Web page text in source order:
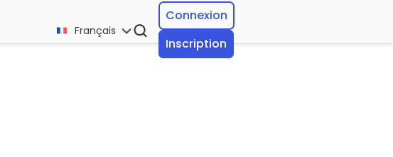
Français
Connexion
Inscription